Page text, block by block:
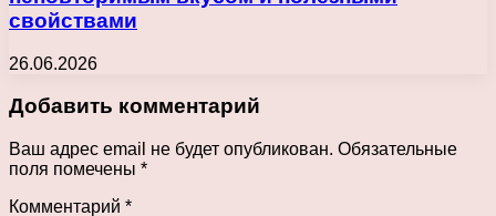
свойствами
26.06.2026
Добавить комментарий
Ваш адрес email не будет опубликован. Обязательные
поля помечены *
Комментарий *